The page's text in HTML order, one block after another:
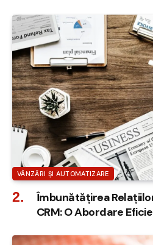
VÂNZĂRI ȘI AUTOMATIZARE
Îmbunătățirea
CRM: O Abordare